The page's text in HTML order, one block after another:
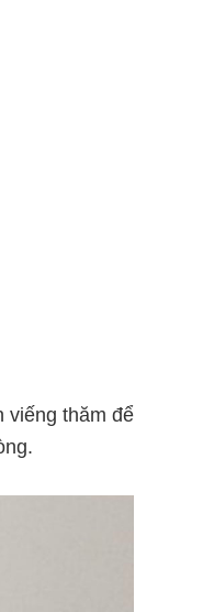
viếng thăm để